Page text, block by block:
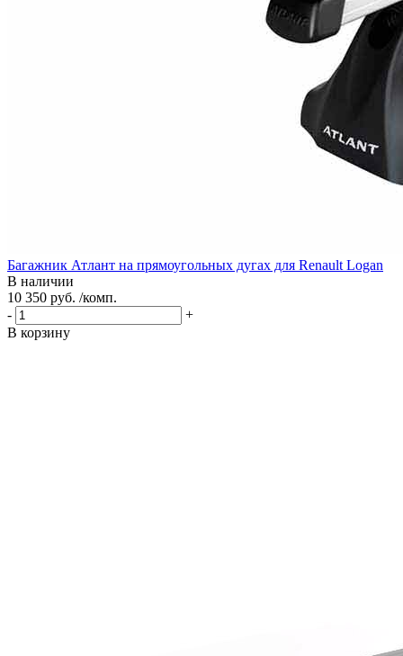
Багажник Атлант на прямоугольных дугах для Renault Logan
В наличии
10 350 руб. /комп.
-
+
В корзину